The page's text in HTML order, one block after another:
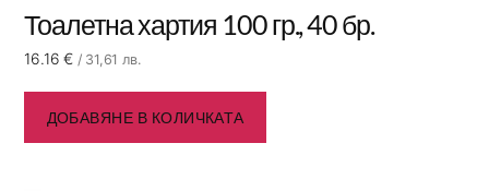
Тоалетна хартия 100 гр., 40 бр.
16.16€/ 31,61 лв.
ДОБАВЯНЕ В КОЛИЧКАТА